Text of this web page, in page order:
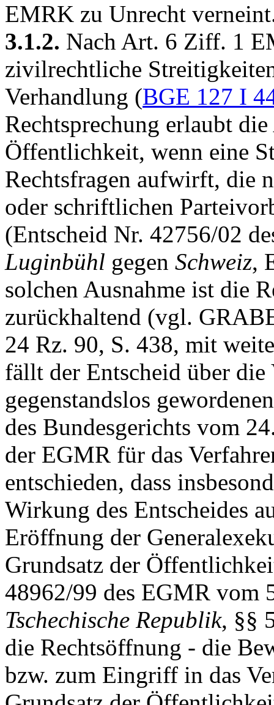
EMRK zu Unrecht
3.1.2. Nach Art. 6 Ziff. 1
zivilrechtliche
Verhandlung (BGE 127 I
Rechtsprechung erlaubt
Öffentlichkeit, wenn eine
Rechtsfragen aufwirft, die
oder schriftlichen
(Entscheid Nr. 42756/02
Luginbühl gegen Schweiz,
solchen Ausnahme ist die
zurückhaltend (vgl.
24 Rz. 90, S. 438, mit
fällt der Entscheid über
gegenstandslos
des Bundesgerichts vom
der EGMR für das
entschieden, dass
Wirkung des Entscheides
Eröffnung der
Grundsatz der
48962/99 des EGMR vom
Tschechische Republik, §§
die Rechtsöffnung - die
bzw. zum Eingriff in das